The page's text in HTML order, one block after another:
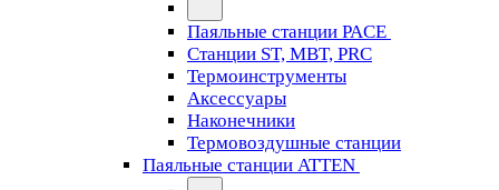
Паяльные станции PACE
Станции ST, MBT, PRC
Термоинструменты
Аксессуары
Наконечники
Термовоздушные станции
Паяльные станции ATTEN